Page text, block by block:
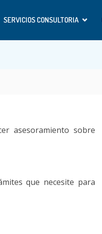
SERVICIOS CONSULTORIA
asesoramiento sobre
que necesite para